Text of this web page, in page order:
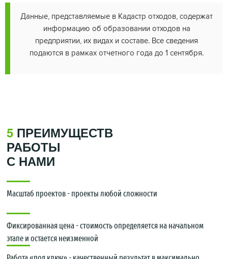
Данные, представляемые в Кадастр отходов, содержат
информацию об образовании отходов на
предприятии, их видах и составе. Все сведения
подаются в рамках отчетного года до 1 сентября.
5 ПРЕИМУЩЕСТВ
РАБОТЫ
С НАМИ
Масштаб проектов - проекты любой сложности
Фиксированная цена - стоимость определяется на начальном
этапе и остается неизменной